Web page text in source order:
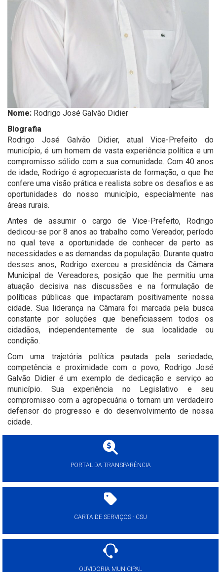
Nome: Rodrigo José Galvão Didier
Biografia
Rodrigo José Galvão Didier, atual Vice-Prefeito do
município, é um homem de vasta experiência política e um
compromisso sólido com a sua comunidade. Com 40 anos
de idade, Rodrigo é agropecuarista de formação, o que lhe
confere uma visão prática e realista sobre os desafios e as
oportunidades do nosso município, especialmente nas
áreas rurais.
Antes de assumir o cargo de Vice-Prefeito, Rodrigo
dedicou-se por 8 anos ao trabalho como Vereador, período
no qual teve a oportunidade de conhecer de perto as
necessidades e as demandas da população. Durante quatro
desses anos, Rodrigo exerceu a presidência da Câmara
Municipal de Vereadores, posição que lhe permitiu uma
atuação decisiva nas discussões e na formulação de
políticas públicas que impactaram positivamente nossa
cidade. Sua liderança na Câmara foi marcada pela busca
constante por soluções que beneficiassem todos os
cidadãos, independentemente de sua localidade ou
condição.
Com uma trajetória política pautada pela seriedade,
competência e proximidade com o povo, Rodrigo José
Galvão Didier é um exemplo de dedicação e serviço ao
município. Sua experiência no Legislativo e seu
compromisso com a agropecuária o tornam um verdadeiro
defensor do progresso e do desenvolvimento de nossa
cidade.
PORTAL DA TRANSPARÊNCIA
CARTA DE SERVIÇOS - CSU
OUVIDORIA MUNICIPAL